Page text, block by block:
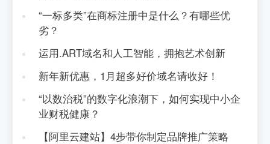
“一标多类”在商标注册中是什么？有哪些优
劣？
运用.ART域名和人工智能，拥抱艺术创新
新年新优惠，1月超多好价域名请收好！
“以数治税”的数字化浪潮下，如何实现中小企
业财税健康？
【阿里云建站】4步带你制定品牌推广策略